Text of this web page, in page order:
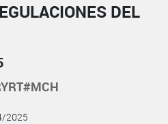
DEL
2025